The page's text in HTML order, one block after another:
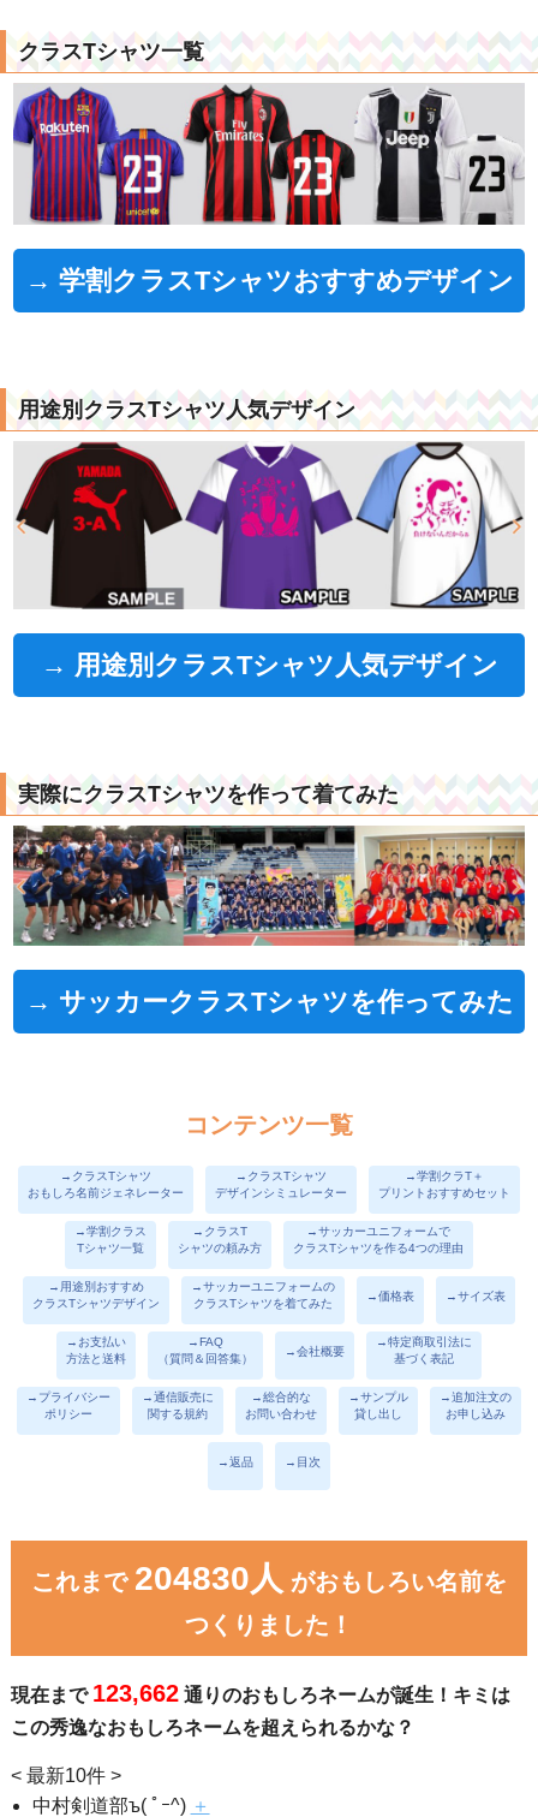
クラスTシャツ一覧
→ 学割クラスTシャツおすすめデザイン
用途別クラスTシャツ人気デザイン
→ 用途別クラスTシャツ人気デザイン
実際にクラスTシャツを作って着てみた
→ サッカークラスTシャツを作ってみた
コンテンツ一覧
→クラスTシャツ
おもしろ名前ジェネレーター
→クラスTシャツ
デザインシミュレーター
→学割クラT＋
プリントおすすめセット
→学割クラス
Tシャツ一覧
→クラスT
シャツの頼み方
→サッカーユニフォームで
クラスTシャツを作る4つの理由
→用途別おすすめ
クラスTシャツデザイン
→サッカーユニフォームの
クラスTシャツを着てみた
→価格表 →サイズ表
→お支払い
方法と送料
→FAQ
（質問＆回答集）
→会社概要
→特定商取引法に
基づく表記
→プライバシー
ポリシー
→通信販売に
関する規約
→総合的な
お問い合わせ
→サンプル
貸し出し
→追加注文の
お申し込み
→返品 →目次
これまで 204830人 がおもしろい名前を
つくりました！
現在まで 123,662通りのおもしろネームが誕生！キミは
この秀逸なおもしろネームを超えられるかな？
< 最新10件 >
中村剣道部ъ( ﾟｰ^) ＋